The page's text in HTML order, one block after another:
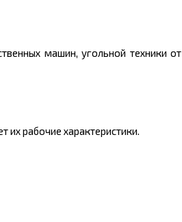
машин, угольной техники от
рабочие характеристики.